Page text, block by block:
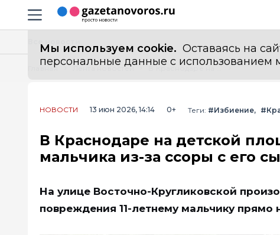
Навигация сайта
Мы используем cookie. Оставаясь на
персональные данные с использованием
Главная Лента новостей В Краснодаре на детской площадке мужчина избил 11-летнего мальчика из-за ссоры с его сыном
НОВОСТИ 13 июн 2026, 14:14 0+ Теги: #Избиение
В Краснодаре на детской
мальчика из-за ссоры с его
На улице Восточно-Кругликовской
повреждения 11-летнему мальчику